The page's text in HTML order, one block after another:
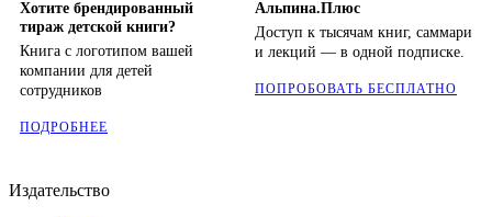
Хотите брендированный
тираж детской книги?
Книга с логотипом вашей
компании для детей
сотрудников
ПОДРОБНЕЕ
Альпина.Плюс
Доступ к тысячам книг, саммари
и лекций — в одной подписке.
ПОПРОБОВАТЬ БЕСПЛАТНО
Издательство